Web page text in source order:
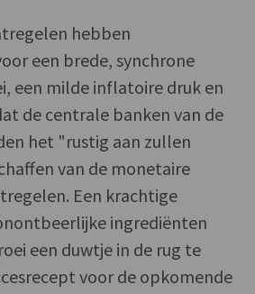
hebben
een brede, synchrone
een milde inflatoire druk en
de centrale banken van de
het "rustig aan zullen
van de monetaire
Een krachtige
ingrediënten
een duwtje in de rug te
voor de opkomende